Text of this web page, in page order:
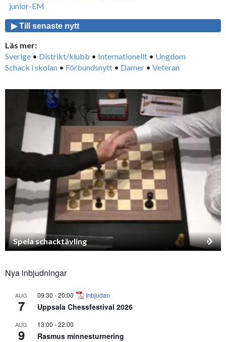
junior-EM
▶ Till senaste nytt
Läs mer:
Sverige • Distrikt/klubb • Internationellt • Ungdom
Schack i skolan • Förbundsnytt • Damer • Veteran
Spela schacktävling
Nya inbjudningar
AUG
7
09:30 -20:00 Inbjudan
Uppsala Chessfestival 2026
AUG
9
13:00 -22:00
Rasmus minnesturnering